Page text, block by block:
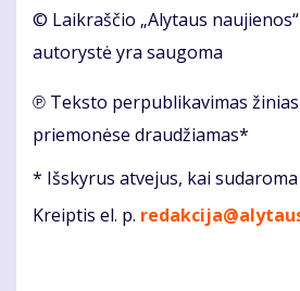
© Laikraščio „Alytaus
autorystė yra saugoma
℗ Teksto perpublikavimas
priemonėse draudžiamas*
* Išskyrus atvejus, kai
Kreiptis el. p.